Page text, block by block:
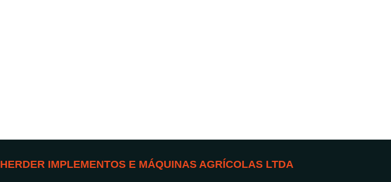
HERDER IMPLEMENTOS E MÁQUINAS AGRÍCOLAS LTDA